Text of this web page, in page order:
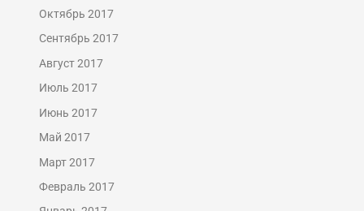
Октябрь 2017
Сентябрь 2017
Август 2017
Июль 2017
Июнь 2017
Май 2017
Март 2017
Февраль 2017